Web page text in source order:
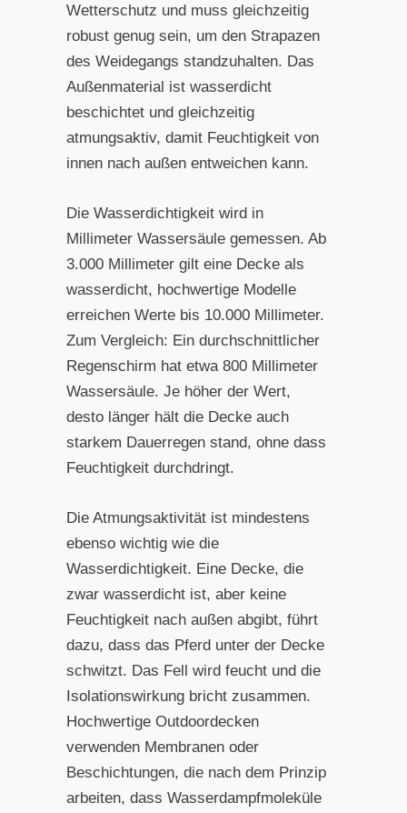
Wetterschutz und muss gleichzeitig
robust genug sein, um den Strapazen
des Weidegangs standzuhalten. Das
Außenmaterial ist wasserdicht
beschichtet und gleichzeitig
atmungsaktiv, damit Feuchtigkeit von
innen nach außen entweichen kann.
Die Wasserdichtigkeit wird in
Millimeter Wassersäule gemessen. Ab
3.000 Millimeter gilt eine Decke als
wasserdicht, hochwertige Modelle
erreichen Werte bis 10.000 Millimeter.
Zum Vergleich: Ein durchschnittlicher
Regenschirm hat etwa 800 Millimeter
Wassersäule. Je höher der Wert,
desto länger hält die Decke auch
starkem Dauerregen stand, ohne dass
Feuchtigkeit durchdringt.
Die Atmungsaktivität ist mindestens
ebenso wichtig wie die
Wasserdichtigkeit. Eine Decke, die
zwar wasserdicht ist, aber keine
Feuchtigkeit nach außen abgibt, führt
dazu, dass das Pferd unter der Decke
schwitzt. Das Fell wird feucht und die
Isolationswirkung bricht zusammen.
Hochwertige Outdoordecken
verwenden Membranen oder
Beschichtungen, die nach dem Prinzip
arbeiten, dass Wasserdampfmoleküle